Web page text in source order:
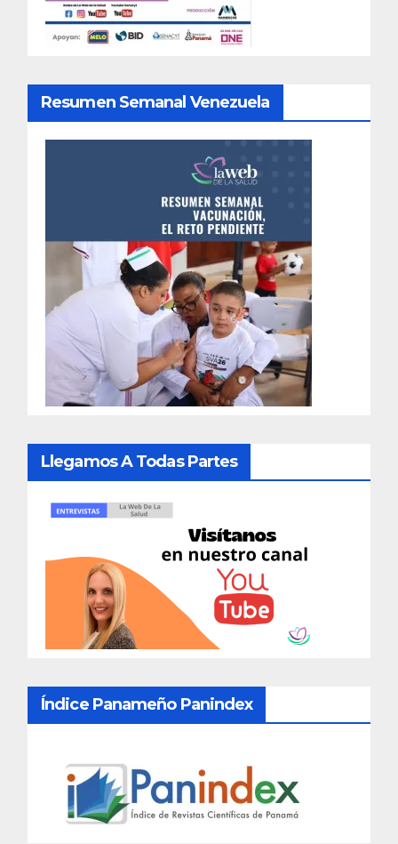
Resumen Semanal Venezuela
Llegamos A Todas Partes
Índice Panameño Panindex